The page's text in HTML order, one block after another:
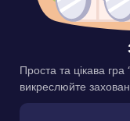
Проста та цікава
викреслюйте